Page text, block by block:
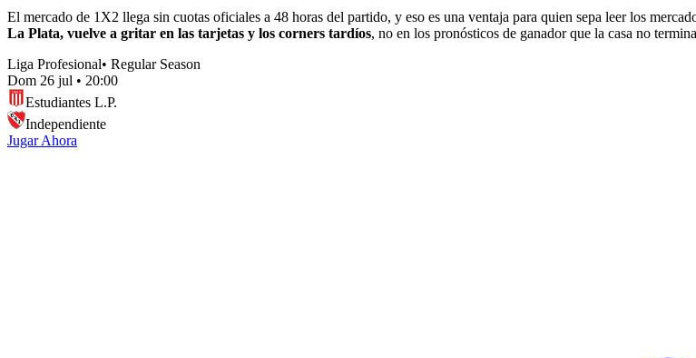
El mercado de 1X2 llega sin cuotas oficiales a 48 horas del partido, y eso es una ventaja para quien sepa leer los
La Plata, vuelve a gritar en las tarjetas y los corners tardíos, no en los pronósticos de ganador que la casa no
Liga Profesional• Regular Season
Dom 26 jul • 20:00
Estudiantes L.P.
Independiente
Jugar Ahora